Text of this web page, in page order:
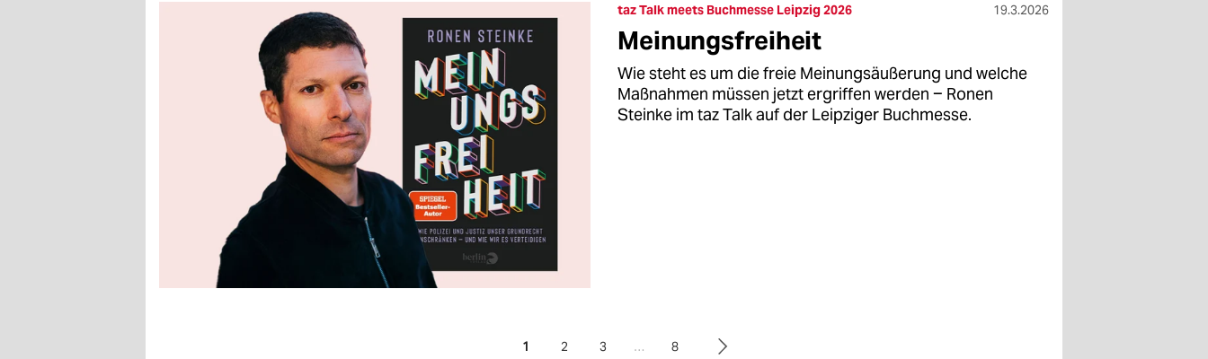
taz Talk meets Buchmesse Leipzig 2026 19.3.2026
Meinungsfreiheit
Wie steht es um die freie Meinungsäußerung und welche
Maßnahmen müssen jetzt ergriffen werden ‒ Ronen
Steinke im taz Talk auf der Leipziger Buchmesse.
1 2 3 … 8